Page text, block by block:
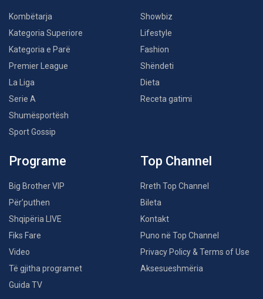
Kombëtarja
Kategoria Superiore
Kategoria e Parë
Premier League
La Liga
Serie A
Shumësportësh
Sport Gossip
Showbiz
Lifestyle
Fashion
Shëndeti
Dieta
Receta gatimi
Programe
Big Brother VIP
Për’puthen
Shqipëria LIVE
Fiks Fare
Video
Të gjitha programet
Guida TV
Top Channel
Rreth Top Channel
Bileta
Kontakt
Puno në Top Channel
Privacy Policy & Terms of Use
Aksesueshmëria